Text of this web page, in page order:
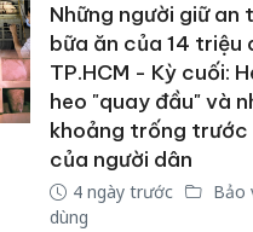
Những người giữ an
bữa ăn của 14 triệu
TP.HCM - Kỳ cuối:
heo "quay đầu" và
khoảng trống trước
của người dân
4 ngày trước
Bảo
dùng